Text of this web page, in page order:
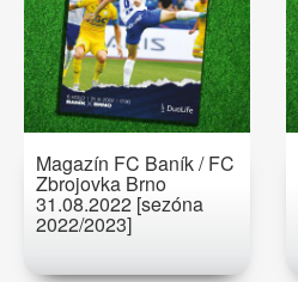
Magazín FC Baník / FC
Zbrojovka Brno
31.08.2022 [sezóna
2022/2023]